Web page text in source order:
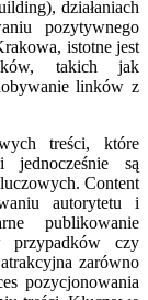
działaniach
pozytywnego
istotne jest
takich jak
linków z
treści, które
są
Content
autorytetu i
publikowanie
przypadków czy
zarówno
pozycjonowania